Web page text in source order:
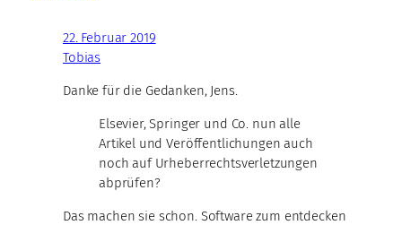
22. Februar 2019
Tobias
Danke für die Gedanken, Jens.
Elsevier, Springer und Co. nun alle
Artikel und Veröffentlichungen auch
noch auf Urheberrechtsverletzungen
abprüfen?
Das machen sie schon. Software zum entdecken